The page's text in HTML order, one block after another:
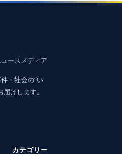
ースメディア
・社会の“い
けします。
カテゴリー